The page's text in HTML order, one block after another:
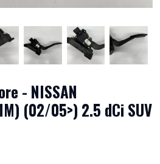
- NISSAN
(02/05>) 2.5 dCi SUV